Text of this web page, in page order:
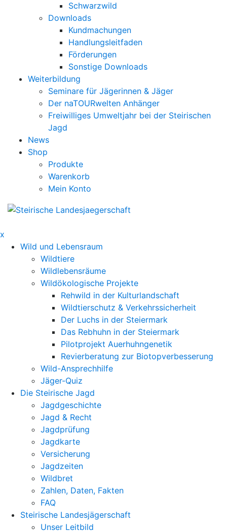
Schwarzwild
Downloads
Kundmachungen
Handlungsleitfaden
Förderungen
Sonstige Downloads
Weiterbildung
Seminare für Jägerinnen & Jäger
Der naTOURwelten Anhänger
Freiwilliges Umweltjahr bei der Steirischen
Jagd
News
Shop
Produkte
Warenkorb
Mein Konto
x
Wild und Lebensraum
Wildtiere
Wildlebensräume
Wildökologische Projekte
Rehwild in der Kulturlandschaft
Wildtierschutz & Verkehrssicherheit
Der Luchs in der Steiermark
Das Rebhuhn in der Steiermark
Pilotprojekt Auerhuhngenetik
Revierberatung zur Biotopverbesserung
Wild-Ansprechhilfe
Jäger-Quiz
Die Steirische Jagd
Jagdgeschichte
Jagd & Recht
Jagdprüfung
Jagdkarte
Versicherung
Jagdzeiten
Wildbret
Zahlen, Daten, Fakten
FAQ
Steirische Landesjägerschaft
Unser Leitbild